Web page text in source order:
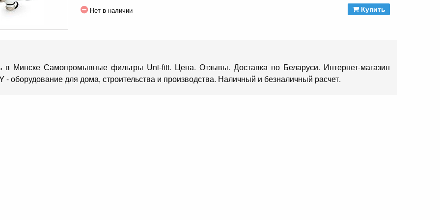
Нет в наличии Купить
в Минске Самопромывные фильтры Uni-fitt. Цена. Отзывы. Доставка по Беларуси. Интернет-магазин
- оборудование для дома, строительства и производства. Наличный и безналичный расчет.